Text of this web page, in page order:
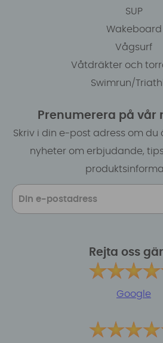
SUP
Wakeboard
Vågsurf
Våtdräkter och
Swimrun/
Prenumerera på vår
Skriv i din e-post adress om
nyheter om erbjudande,
Rejta oss
Google